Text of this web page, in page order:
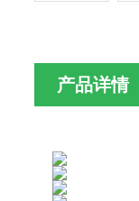
产品详情